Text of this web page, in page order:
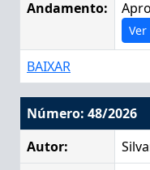
Andamento:
BAIXAR
Número: 48/2026
Autor: